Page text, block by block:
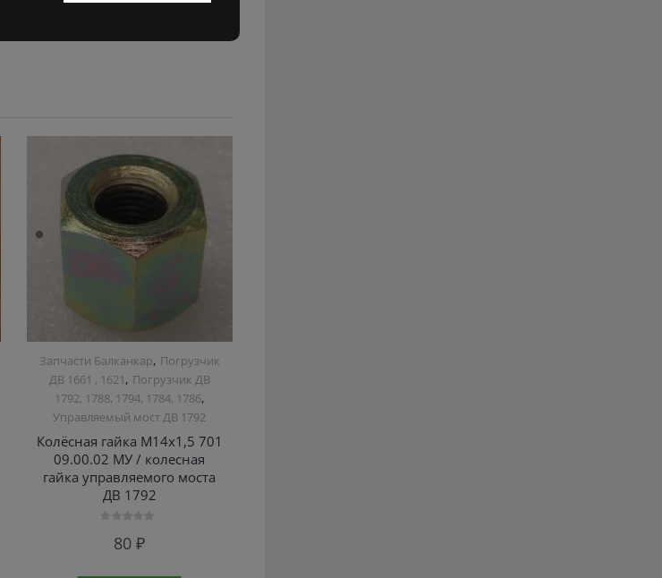
Запчасти Балканкар, Погрузчик
ДВ 1661 , 1621, Погрузчик ДВ
1792, 1788, 1794, 1784, 1786,
Управляемый мост ДВ 1792
Колёсная гайка М14х1,5 701
09.00.02 МУ / колесная
гайка управляемого моста
ДВ 1792
80₽